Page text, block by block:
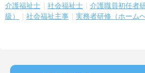
介護福祉士 社会福祉士
介護職員初任者
級）
社会福祉主事 実務者研修（ホーム